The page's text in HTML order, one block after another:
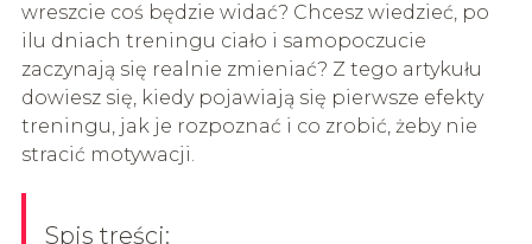
wreszcie coś będzie widać? Chcesz wiedzieć, po
ilu dniach treningu ciało i samopoczucie
zaczynają się realnie zmieniać? Z tego artykułu
dowiesz się, kiedy pojawiają się pierwsze efekty
treningu, jak je rozpoznać i co zrobić, żeby nie
stracić motywacji.
Spis treści: